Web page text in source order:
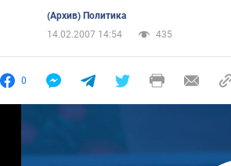
(Архив) Политика
14.02.2007 14:54
435
0